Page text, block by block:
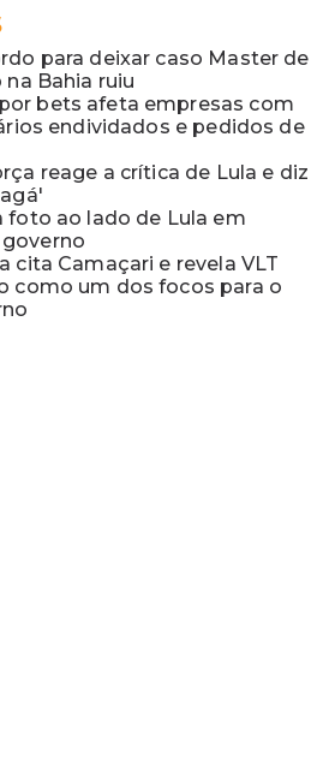
para deixar caso Master de
Bahia ruiu
bets afeta empresas com
endividados e pedidos de
reage a crítica de Lula e diz
foto ao lado de Lula em
cita Camaçari e revela VLT
como um dos focos para o